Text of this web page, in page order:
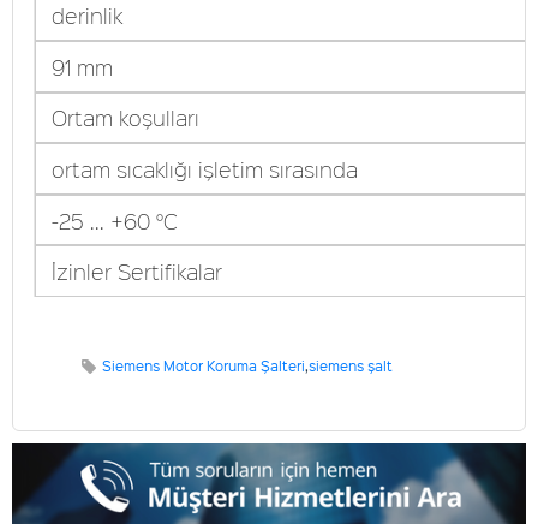
derinlik
91 mm
Ortam koşulları
ortam sıcaklığı işletim sırasında
-25 ... +60 °C
İzinler Sertifikalar
Siemens Motor Koruma Şalteri,siemens şalt